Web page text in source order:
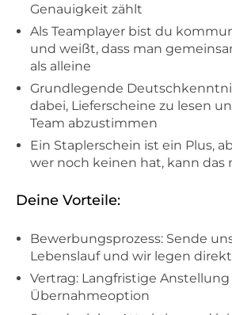
Genauigkeit zählt
Als Teamplayer bist du
und weißt, dass man
als alleine
Grundlegende
dabei, Lieferscheine zu lesen
Team abzustimmen
Ein Staplerschein ist ein Plus,
wer noch keinen hat, kann das
Deine Vorteile:
Bewerbungsprozess: Sende
Lebenslauf und wir legen direkt
Vertrag: Langfristige
Übernahmeoption